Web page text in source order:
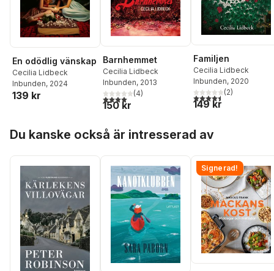
En odödlig vänskap
Cecilia Lidbeck
Inbunden, 2024
139 kr
Barnhemmet
Cecilia Lidbeck
Inbunden, 2013
4,0utav 5 stjärnor. Totalt antal röster:
(4)
150 kr
Familjen
Cecilia Lidbeck
Inbunden, 2020
4,5utav 5 stjärnor.
(2)
149 kr
Du kanske också är intresserad av
Signerad!